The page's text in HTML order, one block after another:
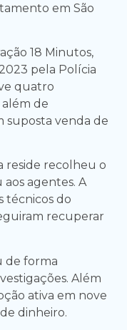
em São
18 Minutos,
pela Polícia
quatro
de
suposta venda de
reside recolheu o
agentes. A
técnicos do
recuperar
de forma
Além
ativa em nove
dinheiro.